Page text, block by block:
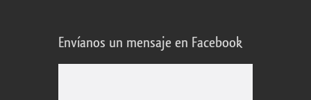
Envíanos un mensaje en Facebook